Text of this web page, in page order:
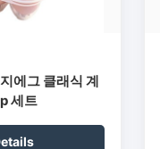
에그 클래식 계
세트